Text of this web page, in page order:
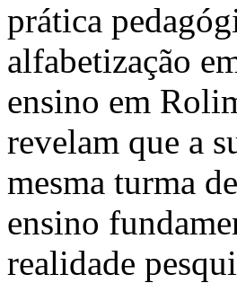
prática
alfabetização
ensino em
revelam que a
mesma turma
ensino
realidade